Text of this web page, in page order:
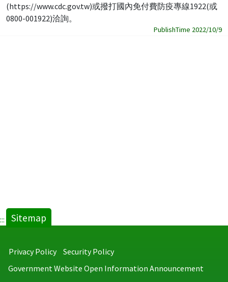
(https://www.cdc.gov.tw)或撥打國內免付費防疫專線1922(或
0800-001922)洽詢。
PublishTime 2022/10/9
::: Sitemap
Privacy Policy
Security Policy
Government Website Open Information Announcement